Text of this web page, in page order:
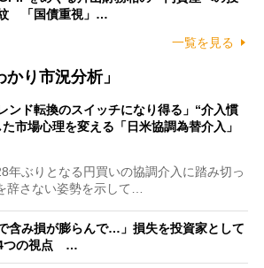
「国債重視」…
一覧を見る
り市況分析」
レンド転換のスイッチになり得る」“介入慣
市場心理を変える「日米協調為替介入」
ぶりとなる円買いの協調介入に踏み切っ
辞さない姿勢を示して…
含み損が膨らんで…」損失を投資家として
4つの視点 …